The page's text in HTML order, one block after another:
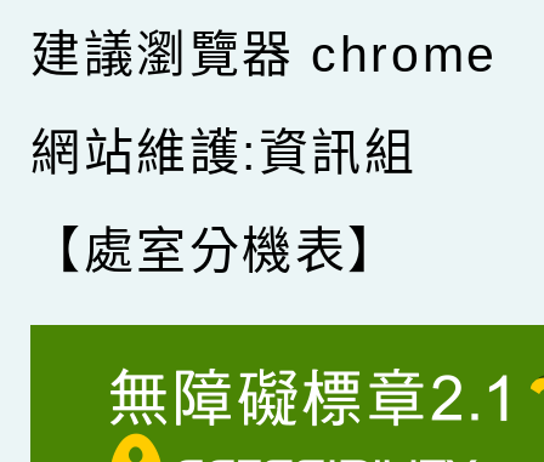
建議瀏覽器 chrome
網站維護:資訊組
【處室分機表】